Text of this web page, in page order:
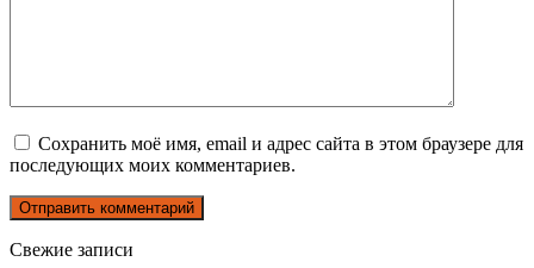
Сохранить моё имя, email и адрес сайта в этом браузере для
последующих моих комментариев.
Свежие записи